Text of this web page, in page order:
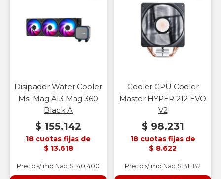
Disipador Water Cooler
Msi Mag A13 Mag 360
Black A
$ 155.142
18 cuotas fijas de
$ 13.618
Precio s/Imp.Nac. $ 140.400
Cooler CPU Cooler
Master HYPER 212 EVO
V2
$ 98.231
18 cuotas fijas de
$ 8.622
Precio s/Imp.Nac. $ 81.182